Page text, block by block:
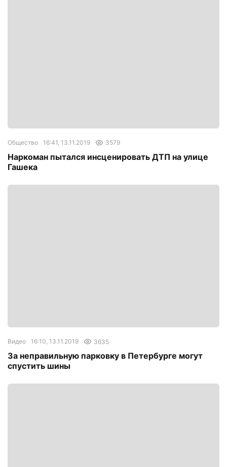
Общество 16:41, 13.11.2019 3579
Наркоман пытался инсценировать ДТП на улице
Гашека
Видео 16:10, 13.11.2019 3635
За неправильную парковку в Петербурге могут
спустить шины